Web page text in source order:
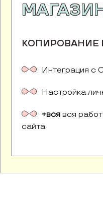
КОПИРОВАНИЕ
Интеграция с
Настройка
+всявся
сайта